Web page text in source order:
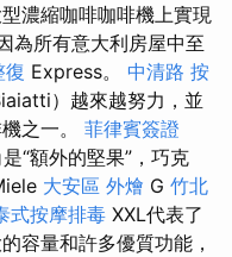
濃縮咖啡咖啡機上實現
為所有意大利房屋中至
復 Express。 中清路 按
）越來越努力，並
之一。 菲律賓簽證
“額外的堅果”，巧克
大安區 外燴 G 竹北
式按摩排毒 XXL代表了
容量和許多優質功能，